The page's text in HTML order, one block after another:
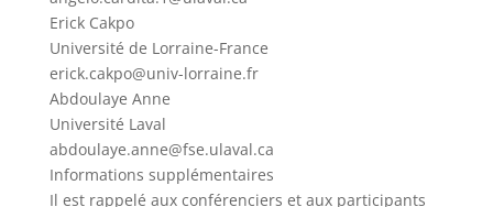
Erick Cakpo
Université de Lorraine-France
erick.cakpo@univ-lorraine.fr
Abdoulaye Anne
Université Laval
abdoulaye.anne@fse.ulaval.ca
Informations supplémentaires
Il est rappelé aux conférenciers et aux participants